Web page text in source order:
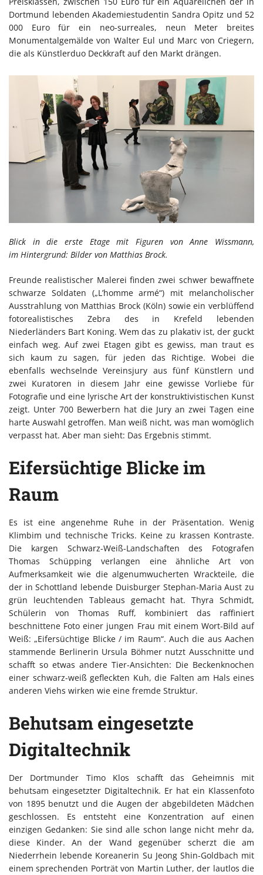
Dortmund lebenden Akademiestudentin Sandra Opitz und 52
000 Euro für ein neo-surreales, neun Meter breites
Monumentalgemälde von Walter Eul und Marc von Criegern,
die als Künstlerduo Deckkraft auf den Markt drängen.
Blick in die erste Etage mit Figuren von Anne Wissmann,
im Hintergrund: Bilder von Matthias Brock.
Freunde realistischer Malerei finden zwei schwer bewaffnete
schwarze Soldaten („L’homme armé“) mit melancholischer
Ausstrahlung von Matthias Brock (Köln) sowie ein verblüffend
fotorealistisches Zebra des in Krefeld lebenden
Niederländers Bart Koning. Wem das zu plakativ ist, der guckt
einfach weg. Auf zwei Etagen gibt es gewiss, man traut es
sich kaum zu sagen, für jeden das Richtige. Wobei die
ebenfalls wechselnde Vereinsjury aus fünf Künstlern und
zwei Kuratoren in diesem Jahr eine gewisse Vorliebe für
Fotografie und eine lyrische Art der konstruktivistischen Kunst
zeigt. Unter 700 Bewerbern hat die Jury an zwei Tagen eine
harte Auswahl getroffen. Man weiß nicht, was man womöglich
verpasst hat. Aber man sieht: Das Ergebnis stimmt.
Eifersüchtige Blicke im
Raum
Es ist eine angenehme Ruhe in der Präsentation. Wenig
Klimbim und technische Tricks. Keine zu krassen Kontraste.
Die kargen Schwarz-Weiß-Landschaften des Fotografen
Thomas Schüpping verlangen eine ähnliche Art von
Aufmerksamkeit wie die algenumwucherten Wrackteile, die
der in Schottland lebende Duisburger Stephan-Maria Aust zu
grün leuchtenden Tableaus gemacht hat. Thyra Schmidt,
Schülerin von Thomas Ruff, kombiniert das raffiniert
beschnittene Foto einer jungen Frau mit einem Wort-Bild auf
Weiß: „Eifersüchtige Blicke / im Raum“. Auch die aus Aachen
stammende Berlinerin Ursula Böhmer nutzt Ausschnitte und
schafft so etwas andere Tier-Ansichten: Die Beckenknochen
einer schwarz-weiß gefleckten Kuh, die Falten am Hals eines
anderen Viehs wirken wie eine fremde Struktur.
Behutsam eingesetzte
Digitaltechnik
Der Dortmunder Timo Klos schafft das Geheimnis mit
behutsam eingesetzter Digitaltechnik. Er hat ein Klassenfoto
von 1895 benutzt und die Augen der abgebildeten Mädchen
geschlossen. Es entsteht eine Konzentration auf einen
einzigen Gedanken: Sie sind alle schon lange nicht mehr da,
diese Kinder. An der Wand gegenüber scherzt die am
Niederrhein lebende Koreanerin Su Jeong Shin-Goldbach mit
einem sprechenden Porträt von Martin Luther, der lautlos die